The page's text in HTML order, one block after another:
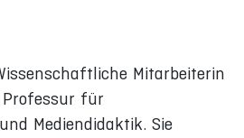
Mitarbeiterin
Professur für
Mediendidaktik. Sie